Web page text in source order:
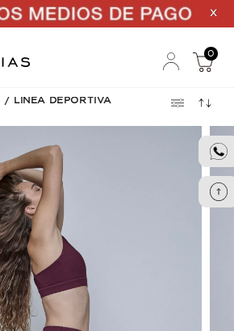
X
0
/ LINEA DEPORTIVA